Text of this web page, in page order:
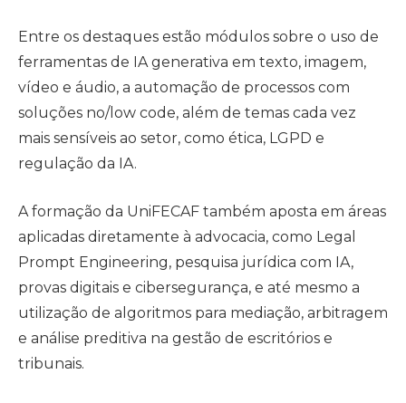
Entre os destaques estão módulos sobre o uso de
ferramentas de IA generativa em texto, imagem,
vídeo e áudio, a automação de processos com
soluções no/low code, além de temas cada vez
mais sensíveis ao setor, como ética, LGPD e
regulação da IA.
A formação da UniFECAF também aposta em áreas
aplicadas diretamente à advocacia, como Legal
Prompt Engineering, pesquisa jurídica com IA,
provas digitais e cibersegurança, e até mesmo a
utilização de algoritmos para mediação, arbitragem
e análise preditiva na gestão de escritórios e
tribunais.